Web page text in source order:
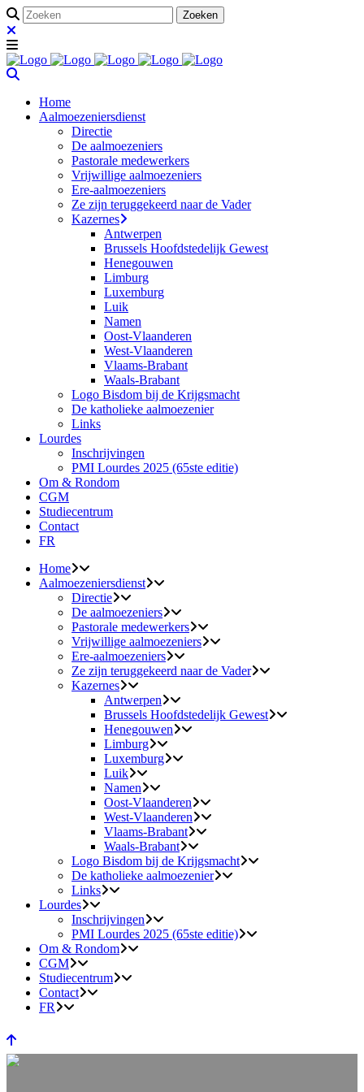
Home
Aalmoezeniersdienst
Directie
De aalmoezeniers
Pastorale medewerkers
Vrijwillige aalmoezeniers
Ere-aalmoezeniers
Ze zijn teruggekeerd naar de Vader
Kazernes
Antwerpen
Brussels Hoofdstedelijk Gewest
Henegouwen
Limburg
Luxemburg
Luik
Namen
Oost-Vlaanderen
West-Vlaanderen
Vlaams-Brabant
Waals-Brabant
Logo Bisdom bij de Krijgsmacht
De katholieke aalmoezenier
Links
Lourdes
Inschrijvingen
PMI Lourdes 2025 (65ste editie)
Om & Rondom
CGM
Studiecentrum
Contact
FR
Home
Aalmoezeniersdienst
Directie
De aalmoezeniers
Pastorale medewerkers
Vrijwillige aalmoezeniers
Ere-aalmoezeniers
Ze zijn teruggekeerd naar de Vader
Kazernes
Antwerpen
Brussels Hoofdstedelijk Gewest
Henegouwen
Limburg
Luxemburg
Luik
Namen
Oost-Vlaanderen
West-Vlaanderen
Vlaams-Brabant
Waals-Brabant
Logo Bisdom bij de Krijgsmacht
De katholieke aalmoezenier
Links
Lourdes
Inschrijvingen
PMI Lourdes 2025 (65ste editie)
Om & Rondom
CGM
Studiecentrum
Contact
FR